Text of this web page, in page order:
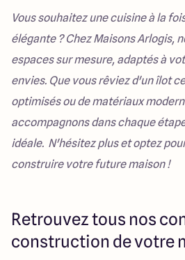
Vous souhaitez une cuisine à la
élégante ? Chez Maisons Arlogis,
espaces sur mesure, adaptés à
envies. Que vous rêviez d'un îlot
optimisés ou de matériaux
accompagnons dans chaque
idéale. N'hésitez plus et optez
construire votre future maison !
Retrouvez tous nos
construction de votre